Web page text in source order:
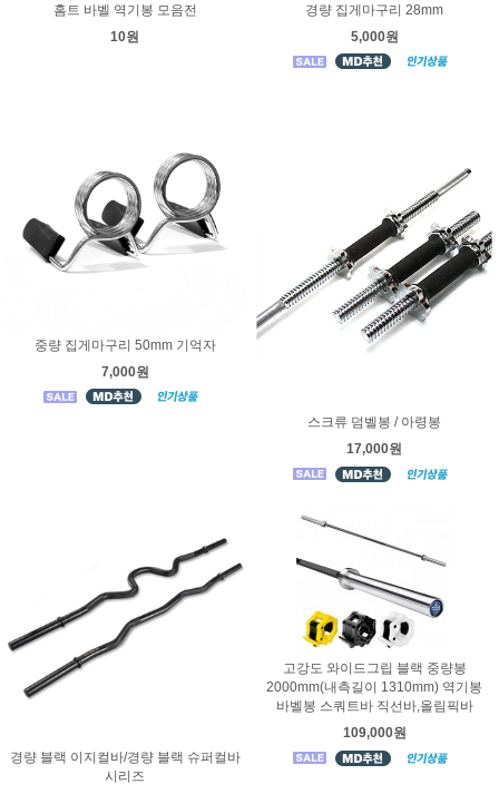
홈트 바벨 역기봉 모음전
10원
경량 집게마구리 28mm
5,000원
중량 집게마구리 50mm 기억자
7,000원
스크류 덤벨봉 / 아령봉
17,000원
경량 블랙 이지컬바/경량 블랙 슈퍼컬바
시리즈
고강도 와이드그립 블랙 중량봉
2000mm(내측길이 1310mm) 역기봉
바벨봉 스쿼트바 직선바,올림픽바
109,000원